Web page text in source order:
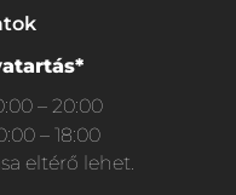
– 20:00
– 18:00
eltérő lehet.